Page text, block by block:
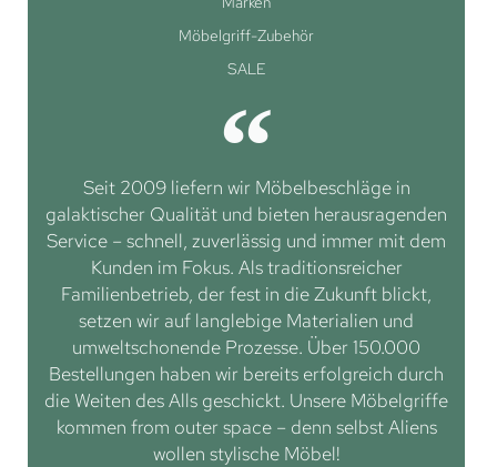
Möbelgriff-Zubehör
SALE
Seit 2009 liefern wir Möbelbeschläge in
galaktischer Qualität und bieten herausragenden
Service – schnell, zuverlässig und immer mit dem
Kunden im Fokus. Als traditionsreicher
Familienbetrieb, der fest in die Zukunft blickt,
setzen wir auf langlebige Materialien und
umweltschonende Prozesse. Über 150.000
Bestellungen haben wir bereits erfolgreich durch
die Weiten des Alls geschickt. Unsere Möbelgriffe
kommen from outer space – denn selbst Aliens
wollen stylische Möbel!